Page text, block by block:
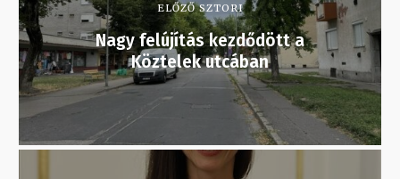
ELŐZŐ SZTORI
Nagy felújítás kezdődött a
Köztelek utcában